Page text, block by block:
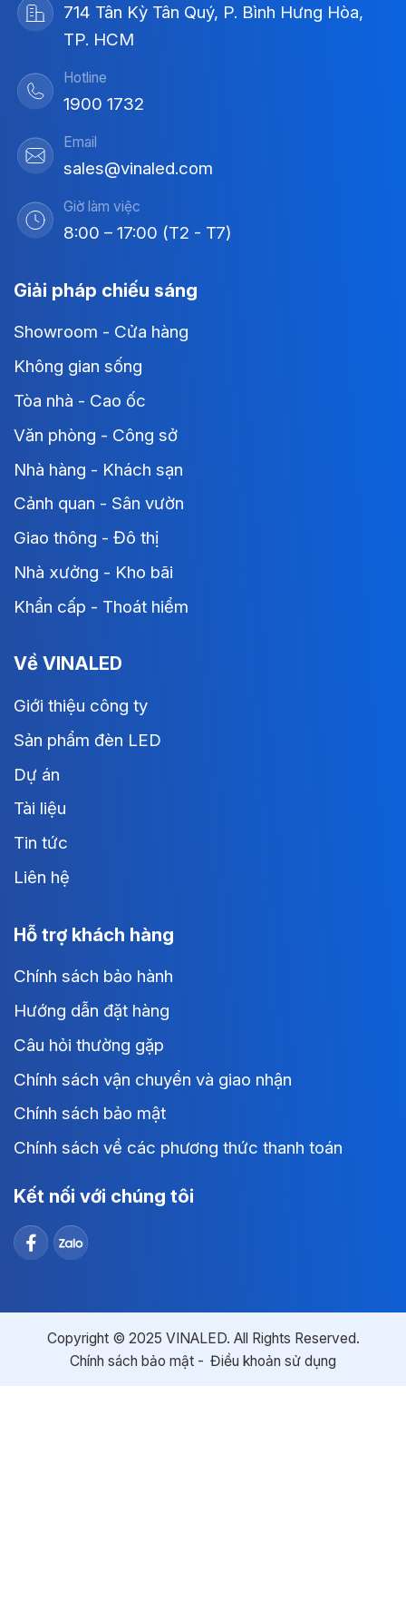
714 Tân Kỳ Tân Quý, P. Bình Hưng Hòa,
TP. HCM
Hotline
1900 1732
Email
sales@vinaled.com
Giờ làm việc
8:00 – 17:00 (T2 - T7)
Giải pháp chiếu sáng
Showroom - Cửa hàng
Không gian sống
Tòa nhà - Cao ốc
Văn phòng - Công sở
Nhà hàng - Khách sạn
Cảnh quan - Sân vườn
Giao thông - Đô thị
Nhà xưởng - Kho bãi
Khẩn cấp - Thoát hiểm
Về VINALED
Giới thiệu công ty
Sản phẩm đèn LED
Dự án
Tài liệu
Tin tức
Liên hệ
Hỗ trợ khách hàng
Chính sách bảo hành
Hướng dẫn đặt hàng
Câu hỏi thường gặp
Chính sách vận chuyển và giao nhận
Chính sách bảo mật
Chính sách về các phương thức thanh toán
Kết nối với chúng tôi
Copyright © 2025 VINALED. All Rights Reserved.
Chính sách bảo mật
Điều khoản sử dụng